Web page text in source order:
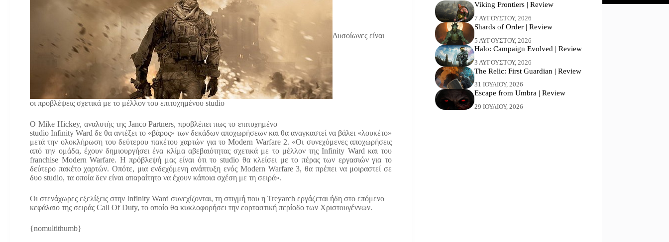
Δυσοίωνες είναι
οι προβλέψεις σχετικά με το μέλλον του επιτυχημένου studio
Ο Mike Hickey, αναλυτής της Janco Partners, προβλέπει πως το επιτυχημένο
studio Infinity Ward δε θα αντέξει το «βάρος» των δεκάδων αποχωρήσεων και θα αναγκαστεί να βάλει «λουκέτο»
μετά την ολοκλήρωση του δεύτερου πακέτου χαρτών για το Modern Warfare 2. «Οι συνεχόμενες αποχωρήσεις
από την ομάδα, έχουν δημιουργήσει ένα κλίμα αβεβαιότητας σχετικά με το μέλλον της Infinity Ward και του
franchise Modern Warfare. Η πρόβλεψή μας είναι ότι το studio θα κλείσει με το πέρας των εργασιών για το
δεύτερο πακέτο χαρτών. Οπότε, μια ενδεχόμενη ανάπτυξη ενός Modern Warfare 3, θα πρέπει να μοιραστεί σε
δυο studio, τα οποία δεν είναι απαραίτητο να έχουν κάποια σχέση με τη σειρά».
Οι στενάχωρες εξελίξεις στην Infinity Ward συνεχίζονται, τη στιγμή που η Treyarch εργάζεται ήδη στο επόμενο
κεφάλαιο της σειράς Call Of Duty, το οποίο θα κυκλοφορήσει την εορταστική περίοδο των Χριστουγέννων.
{nomultithumb}
Viking Frontiers | Review
7 ΑΥΓΟΎΣΤΟΥ, 2026
Shards of Order | Review
5 ΑΥΓΟΎΣΤΟΥ, 2026
Halo: Campaign Evolved | Review
3 ΑΥΓΟΎΣΤΟΥ, 2026
The Relic: First Guardian | Review
31 ΙΟΥΛΊΟΥ, 2026
Escape from Umbra | Review
29 ΙΟΥΛΊΟΥ, 2026